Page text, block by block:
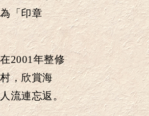
「印章
在2001年整修
，欣賞海
流連忘返。